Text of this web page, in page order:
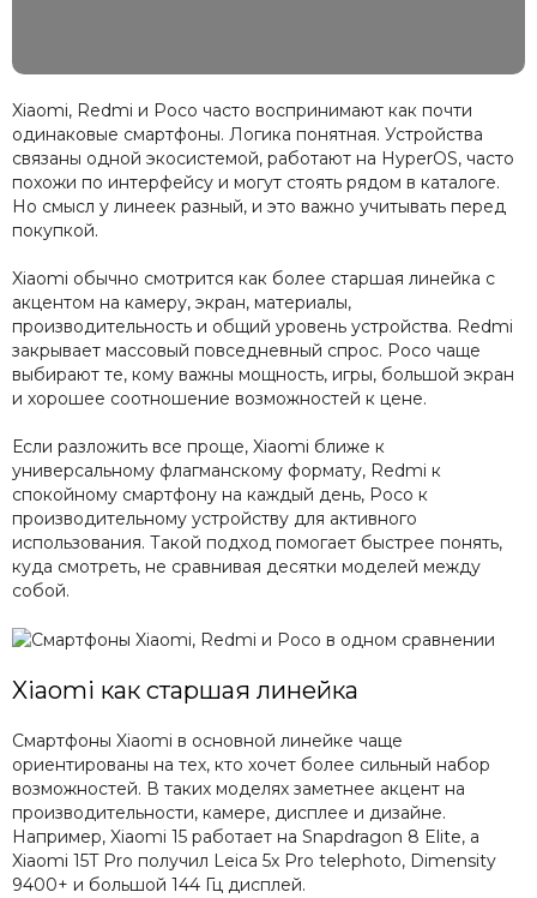
Xiaomi, Redmi и Poco часто воспринимают как почти
одинаковые смартфоны. Логика понятная. Устройства
связаны одной экосистемой, работают на HyperOS, часто
похожи по интерфейсу и могут стоять рядом в каталоге.
Но смысл у линеек разный, и это важно учитывать перед
покупкой.
Xiaomi обычно смотрится как более старшая линейка с
акцентом на камеру, экран, материалы,
производительность и общий уровень устройства. Redmi
закрывает массовый повседневный спрос. Poco чаще
выбирают те, кому важны мощность, игры, большой экран
и хорошее соотношение возможностей к цене.
Если разложить все проще, Xiaomi ближе к
универсальному флагманскому формату, Redmi к
спокойному смартфону на каждый день, Poco к
производительному устройству для активного
использования. Такой подход помогает быстрее понять,
куда смотреть, не сравнивая десятки моделей между
собой.
Xiaomi как старшая линейка
Смартфоны Xiaomi в основной линейке чаще
ориентированы на тех, кто хочет более сильный набор
возможностей. В таких моделях заметнее акцент на
производительности, камере, дисплее и дизайне.
Например, Xiaomi 15 работает на Snapdragon 8 Elite, а
Xiaomi 15T Pro получил Leica 5x Pro telephoto, Dimensity
9400+ и большой 144 Гц дисплей.